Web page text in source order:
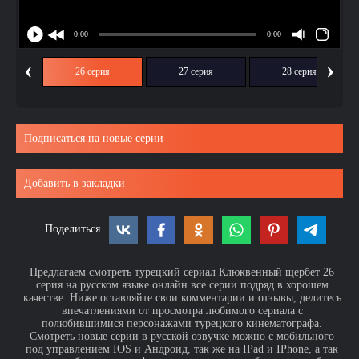
‹ 26 серия 27 серия 28 серия ›
Подписаться на новые серии
Добавить в закладки
Поделиться
Предлагаем смотреть турецкий сериал Клюквенный щербет 26
серия на русском языке онлайн все серии подряд в хорошем
качестве. Ниже оставляйте свои комментарии и отзывы, делитесь
впечатлениями от просмотра любимого сериала с
полюбившимися персонажами турецкого кинематографа.
Смотреть новые серии в русской озвучке можно с мобильного
под управлением IOS и Андроид, так же на IPad и IPhone, а так